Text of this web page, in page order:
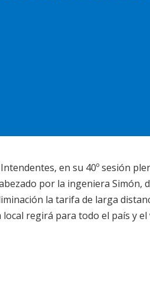
en su 40º sesión
por la ingeniera Simón,
la tarifa de larga
regirá para todo el país y